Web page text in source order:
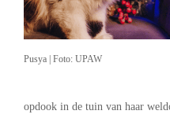
Pusya | Foto: UPAW
opdook in de tuin van haar